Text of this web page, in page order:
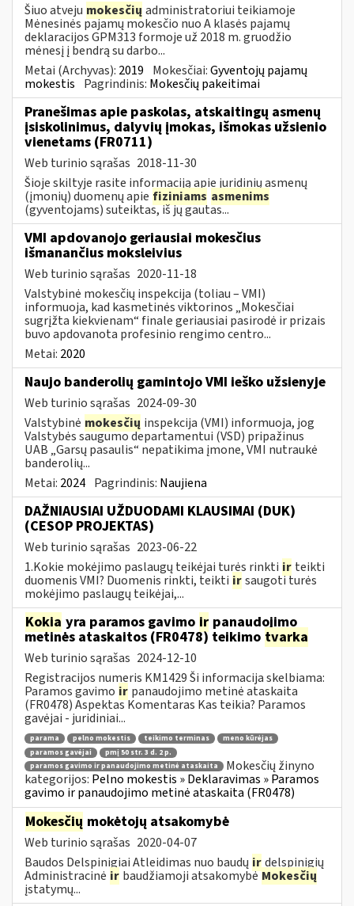
Šiuo atveju mokesčių administratoriui teikiamoje
Mėnesinės pajamų mokesčio nuo A klasės pajamų
deklaracijos GPM313 formoje už 2018 m. gruodžio
mėnesį į bendrą su darbo...
Metai (Archyvas): 2019 Mokesčiai:Gyventojų pajamų
mokestis Pagrindinis: Mokesčių pakeitimai
Pranešimas apie paskolas, atskaitingų asmenų
įsiskolinimus, dalyvių įmokas, išmokas užsienio
vienetams (FR0711)
Web turinio sąrašas 2018-11-30
Šioje skiltyje rasite informaciją apie juridinių asmenų
(įmonių) duomenų apie fiziniams asmenims
(gyventojams) suteiktas, iš jų gautas...
VMI apdovanojo geriausiai mokesčius
išmanančius moksleivius
Web turinio sąrašas 2020-11-18
Valstybinė mokesčių inspekcija (toliau – VMI)
informuoja, kad kasmetinės viktorinos „Mokesčiai
sugrįžta kiekvienam“ finale geriausiai pasirodė ir prizais
buvo apdovanota profesinio rengimo centro...
Metai: 2020
Naujo banderolių gamintojo VMI ieško užsienyje
Web turinio sąrašas 2024-09-30
Valstybinė mokesčių inspekcija (VMI) informuoja, jog
Valstybės saugumo departamentui (VSD) pripažinus
UAB „Garsų pasaulis“ nepatikima įmone, VMI nutraukė
banderolių...
Metai: 2024 Pagrindinis: Naujiena
DAŽNIAUSIAI UŽDUODAMI KLAUSIMAI (DUK)
(CESOP PROJEKTAS)
Web turinio sąrašas 2023-06-22
1.Kokie mokėjimo paslaugų teikėjai turės rinkti ir teikti
duomenis VMI? Duomenis rinkti, teikti irsaugoti turės
mokėjimo paslaugų teikėjai,...
Kokia yra paramos gavimo ir panaudojimo
metinės ataskaitos (FR0478) teikimo tvarka
Web turinio sąrašas 2024-12-10
Registracijos numeris KM1429 Ši informacija skelbiama:
Paramos gavimo ir panaudojimo metinė ataskaita
(FR0478) Aspektas Komentaras Kas teikia? Paramos
gavėjai - juridiniai...
parama pelno mokestis teikimo terminas
meno kūrėjas
paramos gavėjai
pmį 50 str. 3 d. 2 p.
paramos gavimo ir panaudojimo metinė ataskaita
Mokesčių žinyno
kategorijos: Pelno mokestis » Deklaravimas » Paramos
gavimo ir panaudojimo metinė ataskaita (FR0478)
Mokesčių mokėtojų atsakomybė
Web turinio sąrašas 2020-04-07
Baudos Delspinigiai Atleidimas nuo baudų irdelspinigių
Administracinė ir baudžiamoji atsakomybėMokesčių
įstatymų...